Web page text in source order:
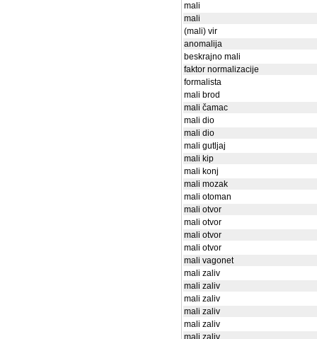
mali
mali
(mali) vir
anomalija
beskrajno mali
faktor normalizacije
formalista
mali brod
mali čamac
mali dio
mali dio
mali gutljaj
mali kip
mali konj
mali mozak
mali otoman
mali otvor
mali otvor
mali otvor
mali otvor
mali vagonet
mali zaliv
mali zaliv
mali zaliv
mali zaliv
mali zaliv
mali zaliv